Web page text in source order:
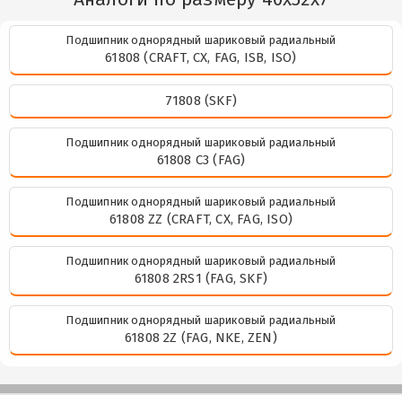
Подшипник однорядный шариковый радиальный
61808 (CRAFT, CX, FAG, ISB, ISO)
71808 (SKF)
Подшипник однорядный шариковый радиальный
61808 C3 (FAG)
Подшипник однорядный шариковый радиальный
61808 ZZ (CRAFT, CX, FAG, ISO)
Подшипник однорядный шариковый радиальный
61808 2RS1 (FAG, SKF)
Подшипник однорядный шариковый радиальный
61808 2Z (FAG, NKE, ZEN)